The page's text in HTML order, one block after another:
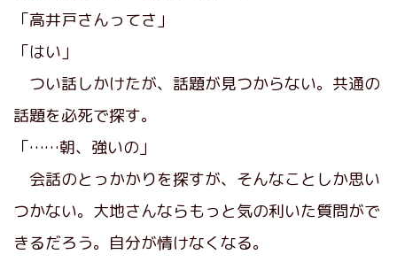
「高井戸さんってさ」
「はい」
つい話しかけたが、話題が見つからない。共通の
話題を必死で探す。
「……朝、強いの」
会話のとっかかりを探すが、そんなことしか思い
つかない。大地さんならもっと気の利いた質問がで
きるだろう。自分が情けなくなる。